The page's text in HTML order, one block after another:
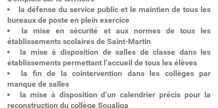
la défense du service public et le maintien de tous les
bureaux de poste en plein exercice
la mise en sécurité et aux normes de tous les
établissements scolaires de Saint-Martin
la mise à disposition de salles de classe dans les
établissements permettant l’accueil de tous les élèves
la fin de la cointervention dans les collèges par
manque de salles
la mise à disposition d’un calendrier précis pour la
reconstruction du collège Soualiga